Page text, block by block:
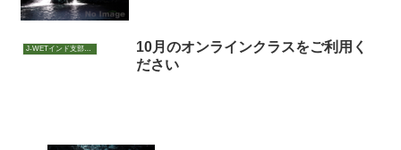
J-WETインド支部～ヨガのこころ～
10月のオンラインクラスをご利用く
ださい